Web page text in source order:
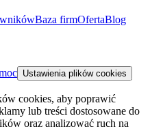
Baza firmOfertaBlog
Ustawienia plików cookies
cookies, aby poprawić
lub treści dostosowane do
oraz analizować ruch na